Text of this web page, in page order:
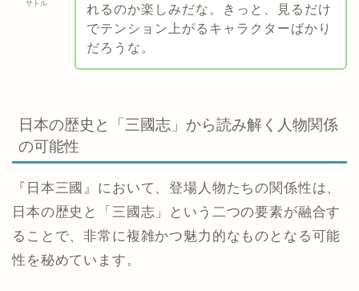
サトル
れるのか楽しみだな。きっと、見るだけ
でテンション上がるキャラクターばかり
だろうな。
日本の歴史と「三國志」から読み解く人物関係
の可能性
『日本三國』において、登場人物たちの関係性は、
日本の歴史と「三國志」という二つの要素が融合す
ることで、非常に複雑かつ魅力的なものとなる可能
性を秘めています。